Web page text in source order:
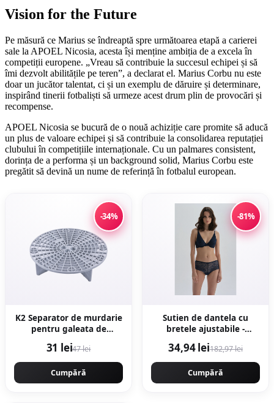
Vision for the Future
Pe măsură ce Marius se îndreaptă spre următoarea etapă a carierei
sale la APOEL Nicosia, acesta își menține ambiția de a excela în
competiții europene. „Vreau să contribuie la succesul echipei și să
îmi dezvolt abilitățile pe teren”, a declarat el. Marius Corbu nu este
doar un jucător talentat, ci și un exemplu de dăruire și determinare,
inspirând tinerii fotbaliști să urmeze acest drum plin de provocări și
recompense.
APOEL Nicosia se bucură de o nouă achiziție care promite să aducă
un plus de valoare echipei și să contribuie la consolidarea reputației
clubului în competițiile internaționale. Cu un palmares consistent,
dorința de a performa și un background solid, Marius Corbu este
pregătit să devină un nume de referință în fotbalul european.
-34%
K2 Separator de murdarie
pentru galeata de
31 lei47 lei
Cumpără
-81%
Sutien de dantela cu
bretele ajustabile -
34,94 lei182,97 lei
Cumpără